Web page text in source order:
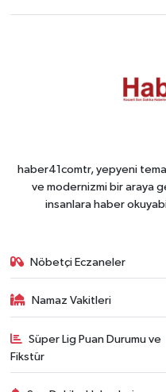
haber41comtr, yepyeni
ve modernizmi bir araya
insanlara haber
Nöbetçi Eczaneler
Namaz Vakitleri
Süper Lig Puan Durumu ve
Fikstür